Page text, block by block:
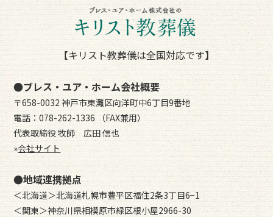
【キリスト教葬儀は全国対応です】
●ブレス・ユア・ホーム会社概要
〒658-0032 神戸市東灘区向洋町中6丁目9番地
電話：078-262-1336 （FAX兼用）
代表取締役 牧師 広田 信也
»会社サイト
●地域連携拠点
＜北海道＞北海道札幌市豊平区福住2条3丁目6−1
＜関東＞神奈川県相模原市緑区根小屋2966-30